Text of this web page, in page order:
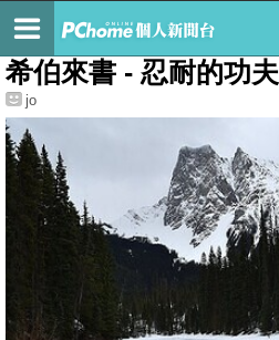
最新文章
希伯來書 - 忍耐的功夫
jo